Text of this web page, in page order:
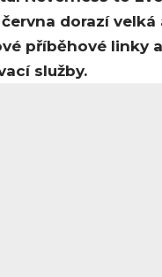
dorazí
příběhové linky
služby.